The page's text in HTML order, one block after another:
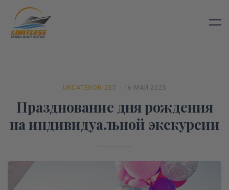
UNCATEGORIZED - 16 МАЙ 2025
Празднование дня рождения
на индивидуальной экскурсии